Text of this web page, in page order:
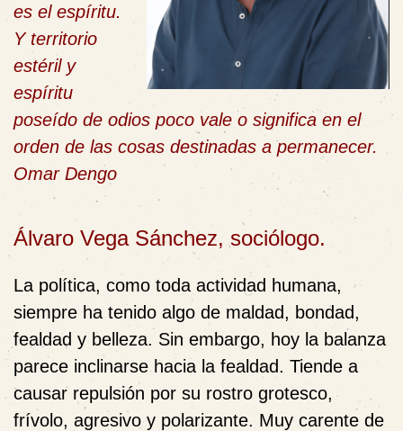
es el espíritu.
Y territorio
estéril y
espíritu
poseído de odios poco vale o significa en el
orden de las cosas destinadas a permanecer.
Omar Dengo
Álvaro Vega Sánchez, sociólogo.
La política, como toda actividad humana,
siempre ha tenido algo de maldad, bondad,
fealdad y belleza. Sin embargo, hoy la balanza
parece inclinarse hacia la fealdad. Tiende a
causar repulsión por su rostro grotesco,
frívolo, agresivo y polarizante. Muy carente de